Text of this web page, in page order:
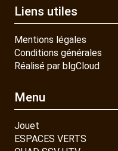
Liens utiles
Mentions légales
Conditions générales
Réalisé par blgCloud
Menu
Jouet
ESPACES VERTS